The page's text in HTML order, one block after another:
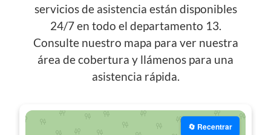
servicios de asistencia están disponibles
24/7 en todo el departamento 13.
Consulte nuestro mapa para ver nuestra
área de cobertura y llámenos para una
asistencia rápida.
🔄 Recentrar